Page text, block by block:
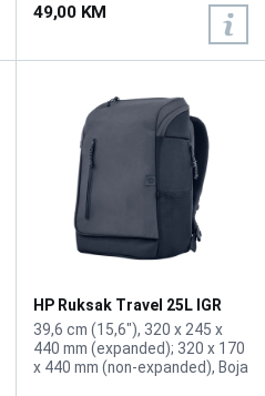
49,00 KM
HP Ruksak Travel 25L IGR
15.6 6H2D8AA
39,6 cm (15,6"), 320 x 245 x
440 mm (expanded); 320 x 170
x 440 mm (non-expanded), Boja